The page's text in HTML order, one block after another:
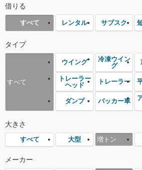
借りる
すべて レンタル サブスク
タイプ
すべて
ウイング
冷凍ウイン
グ
トレーラー
ヘッド
トレーラー
ダンプ パッカー車
大きさ
すべて 大型 増トン
メーカー